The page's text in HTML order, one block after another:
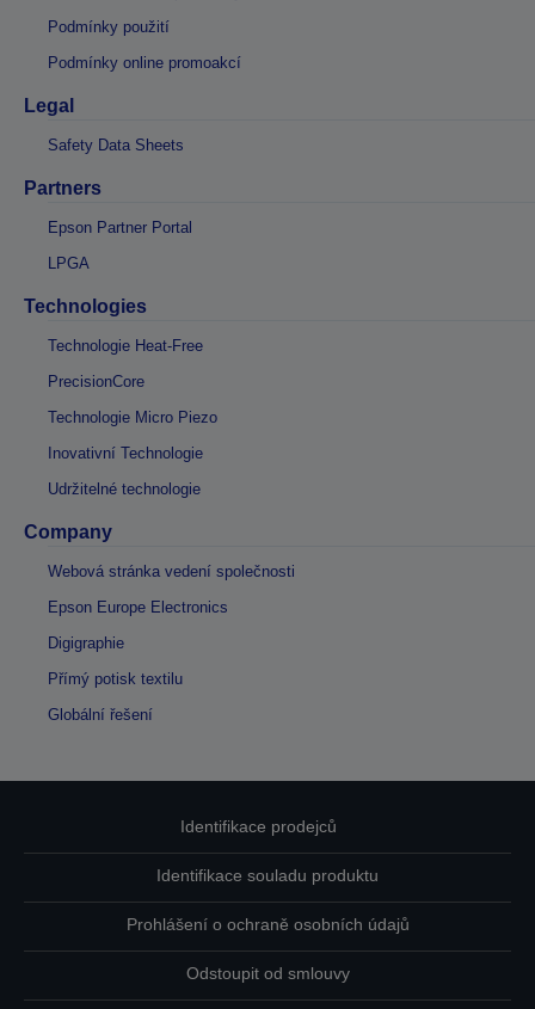
Podmínky použití
Podmínky online promoakcí
Legal
Safety Data Sheets
Partners
Epson Partner Portal
LPGA
Technologies
Technologie Heat-Free
PrecisionCore
Technologie Micro Piezo
Inovativní Technologie
Udržitelné technologie
Company
Webová stránka vedení společnosti
Epson Europe Electronics
Digigraphie
Přímý potisk textilu
Globální řešení
Identifikace prodejců
Identifikace souladu produktu
Prohlášení o ochraně osobních údajů
Odstoupit od smlouvy